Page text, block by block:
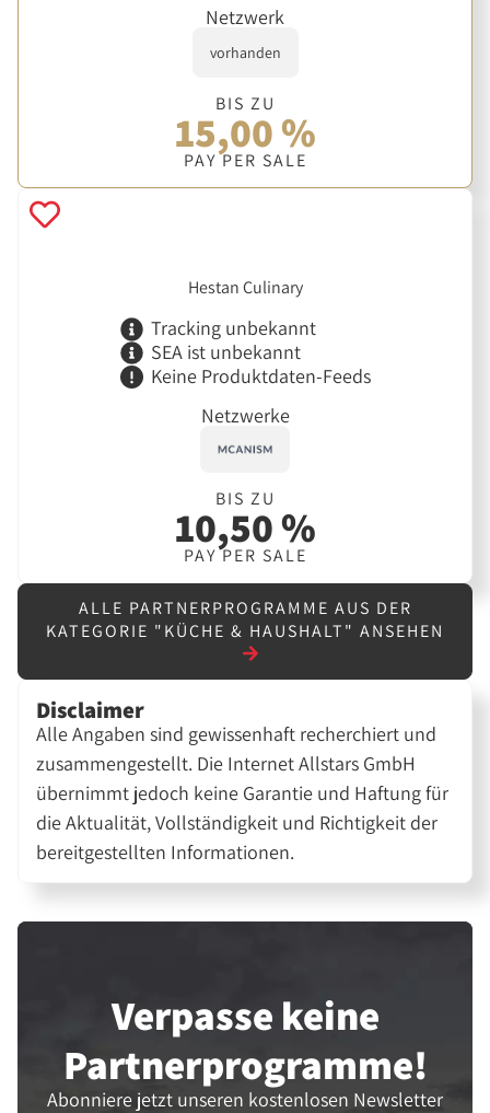
Netzwerk
vorhanden
BIS ZU
15,00 %
PAY PER SALE
Hestan Culinary
Tracking unbekannt
SEA ist unbekannt
Keine Produktdaten-Feeds
Netzwerke
BIS ZU
10,50 %
PAY PER SALE
ALLE PARTNERPROGRAMME AUS DER
KATEGORIE "KÜCHE & HAUSHALT" ANSEHEN
Disclaimer
Alle Angaben sind gewissenhaft recherchiert und
zusammengestellt. Die Internet Allstars GmbH
übernimmt jedoch keine Garantie und Haftung für
die Aktualität, Vollständigkeit und Richtigkeit der
bereitgestellten Informationen.
Verpasse keine
Partner­programme!
Abonniere jetzt unseren kostenlosen Newsletter